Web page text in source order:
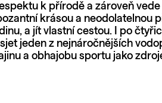
k přírodě a zároveň
krásou a neodolatelnou
a jít vlastní cestou. I po
jeden z nejnáročnějších
a obhajobu sportu jako